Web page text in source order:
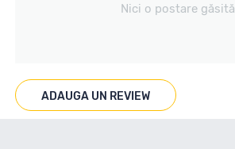
Marcaje
Nici o postare găsită
ADAUGA UN REVIEW